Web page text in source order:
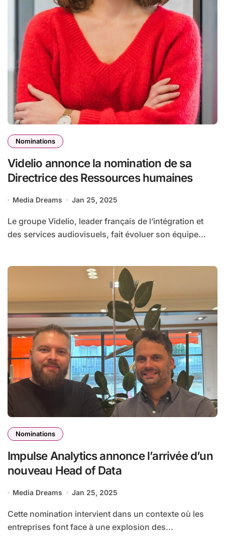
Nominations
Videlio annonce la nomination de sa
Directrice des Ressources humaines
Media Dreams Jan 25, 2025
Le groupe Videlio, leader français de l’intégration et
des services audiovisuels, fait évoluer son équipe...
Nominations
Impulse Analytics annonce l’arrivée d’un
nouveau Head of Data
Media Dreams Jan 25, 2025
Cette nomination intervient dans un contexte où les
entreprises font face à une explosion des...